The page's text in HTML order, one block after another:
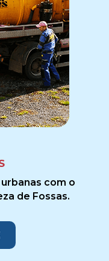
com o
de Fossas.